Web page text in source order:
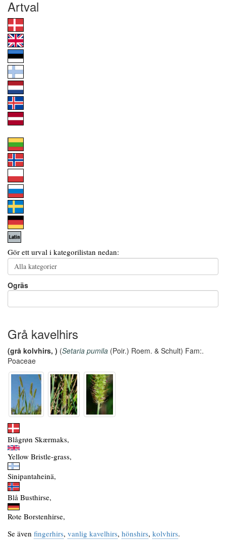
Artval
Gör ett urval i kategorilistan nedan:
Ogräs
Grå kavelhirs
(grå kolvhirs, ) (Setaria pumila (Poir.) Roem. & Schult) Fam:.
Poaceae
Blågrøn Skærmaks,
Yellow Bristle-grass,
Sinipantaheinä,
Blå Busthirse,
Rote Borstenhirse,
Se även fingerhirs, vanlig kavelhirs, hönshirs, kolvhirs.